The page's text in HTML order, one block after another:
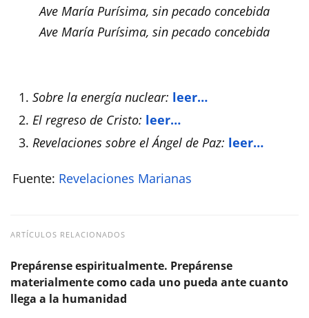
Ave María Purísima, sin pecado concebida
Ave María Purísima, sin pecado concebida
Sobre la energía nuclear: leer…
El regreso de Cristo: leer…
Revelaciones sobre el Ángel de Paz: leer…
Fuente: Revelaciones Marianas
ARTÍCULOS RELACIONADOS
Prepárense espiritualmente. Prepárense
materialmente como cada uno pueda ante cuanto
llega a la humanidad